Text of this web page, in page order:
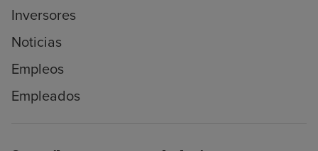
Inversores
Noticias
Empleos
Empleados